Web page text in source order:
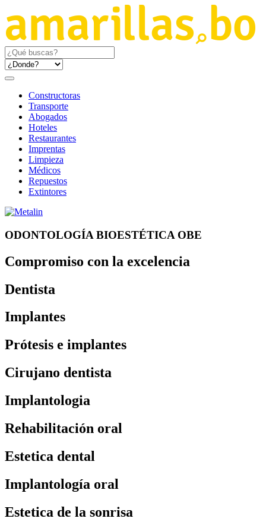
Constructoras
Transporte
Abogados
Hoteles
Restaurantes
Imprentas
Limpieza
Médicos
Repuestos
Extintores
ODONTOLOGÍA BIOESTÉTICA OBE
Compromiso con la excelencia
Dentista
Implantes
Prótesis e implantes
Cirujano dentista
Implantologia
Rehabilitación oral
Estetica dental
Implantología oral
Estetica de la sonrisa